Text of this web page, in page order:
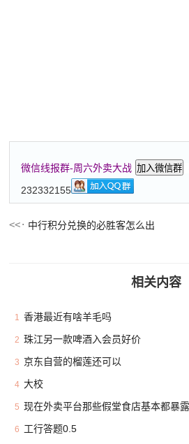
微信线报群-周六外卖大战 加入微信群
232332155
中行积分兑换的必胜客怎么出
相关内容
1 香港最近有啥羊毛吗
2 珠江另一款啤酒入会员好价
3 京东自营的榴莲还可以
4 大校
5 现在外卖平台那些假堂食店基本都暴
6 工行答题0.5